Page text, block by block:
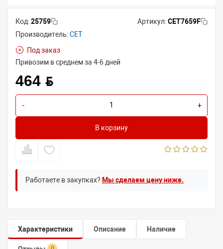
Код:25759 Артикул:CET7659F
Производитель:CET
Под заказ
Привозим в среднем за 4-6 дней
464 BYN
- +
В корзину
Работаете в закупках? Мы сделаем цену ниже.
Характеристики Описание Наличие